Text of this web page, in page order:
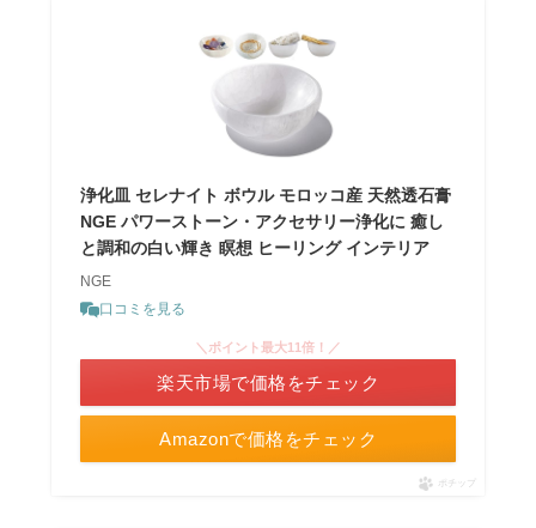
浄化皿 セレナイト ボウル モロッコ産 天然透石膏
NGE パワーストーン・アクセサリー浄化に 癒し
と調和の白い輝き 瞑想 ヒーリング インテリア
NGE
口コミを見る
Amazonで価格をチェック
＼ポイント最大11倍！／
楽天市場で価格をチェック
ポチップ